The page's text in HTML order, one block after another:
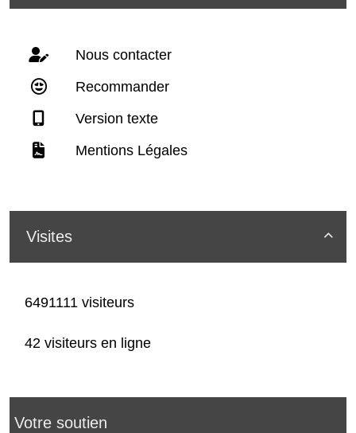
Nous contacter
Recommander
Version texte
Mentions Légales

Visites
6491111 visiteurs
42 visiteurs en ligne
Votre soutien